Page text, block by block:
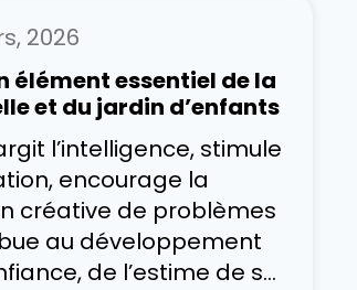
et libère des
mentales, permettant
concentrer sur le
de
plus avancées.
à
2026
élément essentiel de la
et du jardin d’enfants
l’intelligence, stimule
encourage la
créative de problèmes
au développement
de l’estime de soi